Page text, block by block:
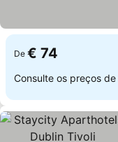
De € 74
Consulte os preços de